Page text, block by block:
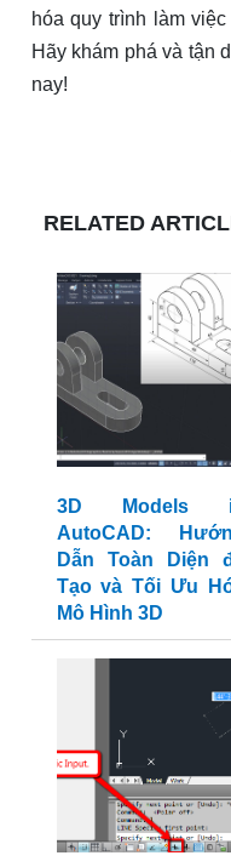
hóa quy trình làm
Hãy khám phá và tận
nay!
RELATED
3D Models
AutoCAD:
Dẫn Toàn Diện
Tạo và Tối Ưu
Mô Hình 3D